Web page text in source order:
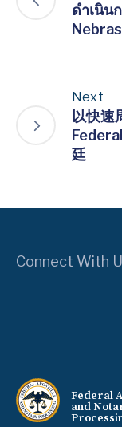
ดำเนิน
Next
以快速
廷
Connect With
Federal
and